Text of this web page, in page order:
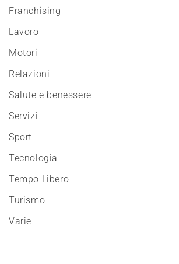
Franchising
Lavoro
Motori
Relazioni
Salute e benessere
Servizi
Sport
Tecnologia
Tempo Libero
Turismo
Varie